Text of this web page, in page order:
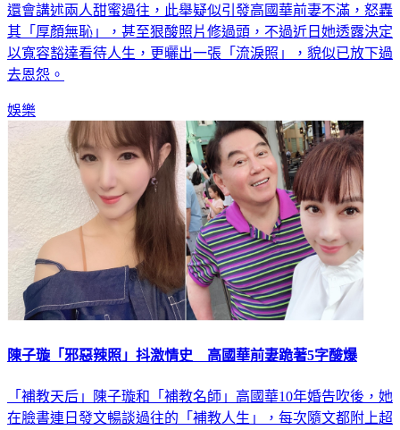
還會講述兩人甜蜜過往，此舉疑似引發高國華前妻不滿，怒轟
其「厚顏無恥」，甚至狠酸照片修過頭，不過近日她透露決定
以寬容豁達看待人生，更曬出一張「流淚照」，貌似已放下過
去恩怨。
娛樂
陳子璇「邪惡辣照」抖激情史 高國華前妻跪著5字酸爆
「補教天后」陳子璇和「補教名師」高國華10年婚告吹後，她
在臉書連日發文暢談過往的「補教人生」，每次隨文都附上超